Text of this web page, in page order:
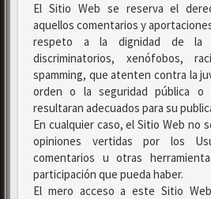
El Sitio Web se reserva el
aquellos comentarios y
respeto a la dignidad de la
discriminatorios, xenófobos,
spamming, que atenten contra la
orden o la seguridad pública
resultaran adecuados para su
En cualquier caso, el Sitio Web no
opiniones vertidas por los
comentarios u otras
participación que pueda haber.
El mero acceso a este Sitio